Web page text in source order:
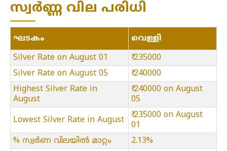
സ്വർണ്ണ വില പരിധി
ഘടകം
വെള്ളി
Silver Rate on August 01
₹ 235000
Silver Rate on August 05
₹ 240000
Highest Silver Rate in
August
₹ 240000 on August
05
Lowest Silver Rate in August
₹ 235000 on August
01
% സ്വർണ വിലയിൽ മാറ്റം
2.13%